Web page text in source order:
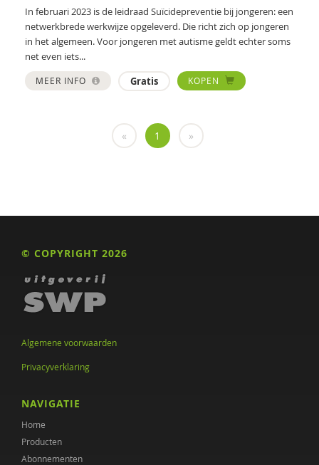
In februari 2023 is de leidraad Suïcidepreventie bij jongeren: een
netwerkbrede werkwijze opgeleverd. Die richt zich op jongeren
in het algemeen. Voor jongeren met autisme geldt echter soms
net even iets...
MEER INFO Gratis KOPEN
« 1 »
© COPYRIGHT 2026
Algemene voorwaarden
Privacyverklaring
NAVIGATIE
Home
Producten
Abonnementen